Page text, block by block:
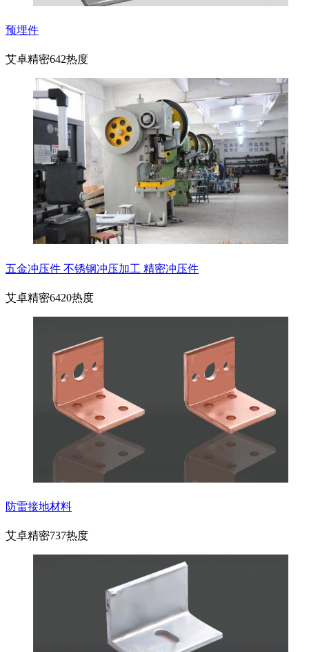
预埋件
艾卓精密642热度
五金冲压件 不锈钢冲压加工 精密冲压件
艾卓精密6420热度
防雷接地材料
艾卓精密737热度